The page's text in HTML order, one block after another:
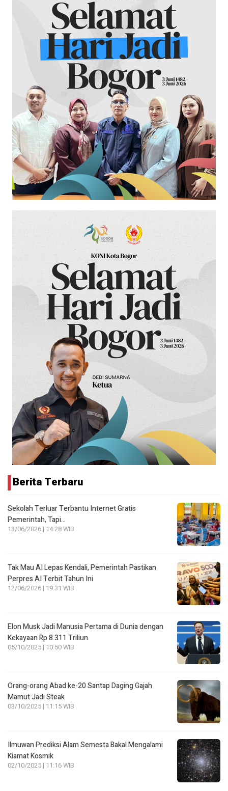
Berita Terbaru
Sekolah Terluar Terbantu Internet Gratis
Pemerintah, Tapi…
13/06/2026 | 14:28 WIB
Tak Mau AI Lepas Kendali, Pemerintah Pastikan
Perpres AI Terbit Tahun Ini
12/06/2026 | 19:31 WIB
Elon Musk Jadi Manusia Pertama di Dunia dengan
Kekayaan Rp 8.311 Triliun
05/10/2025 | 10:50 WIB
Orang-orang Abad ke-20 Santap Daging Gajah
Mamut Jadi Steak
03/10/2025 | 11:15 WIB
Ilmuwan Prediksi Alam Semesta Bakal Mengalami
Kiamat Kosmik
02/10/2025 | 11:16 WIB